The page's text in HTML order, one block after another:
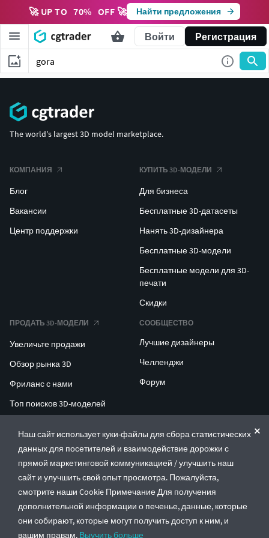
🚀 UP TO 70% OFF 🚀 Найти предложения
Войти Регистрация
Наш сайт использует куки-файлы для сбора статистических
данных для посетителей и взаимодействие дорожки с
прямой маркетинговой коммуникацией / улучшить наш
сайт и улучшить свой опыт просмотра. Пожалуйста,
смотрите наши Cookie Примечание Для получения
дополнительной информации о печенье, данные, которые
они собирают, которые могут получить доступ к ним, и
вашим правам. Выучить больше
The world's largest 3D model marketplace.
КОМПАНИЯ
Блог
Вакансии
Центр поддержки
КУПИТЬ 3D-МОДЕЛИ
Для бизнеса
Бесплатные 3D-датасеты
Нанять 3D-дизайнера
Бесплатные 3D-модели
Бесплатные модели для 3D-
печати
Скидки
ПРОДАТЬ 3D-МОДЕЛИ
Увеличьте продажи
Обзор рынка 3D
Фриланс с нами
Топ поисков 3D-моделей
СООБЩЕСТВО
Лучшие дизайнеры
Челленджи
Форум
ENTERPRISE 3D AT SCALE
© CGTrader 2011-2026
UAB CGTrader, Antakalnio st. 17, Vilnius, Lithuania
Правила и условияПолитика конфиденциальности
🇷🇺 Русский